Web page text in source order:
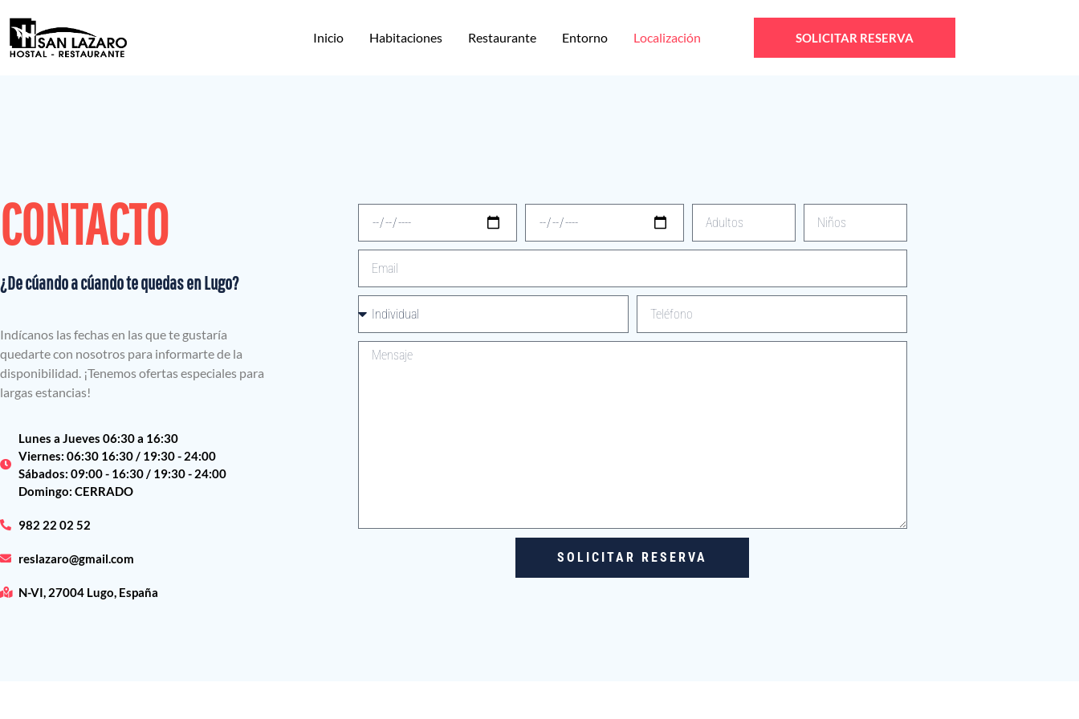
Inicio Habitaciones Restaurante Entorno Localización SOLICITAR RESERVA
CONTACTO
¿De cúando a cúando te quedas en Lugo?
Indícanos las fechas en las que te gustaría
quedarte con nosotros para informarte de la
disponibilidad. ¡Tenemos ofertas especiales para
largas estancias!
Lunes a Jueves 06:30 a 16:30
Viernes: 06:30 16:30 / 19:30 - 24:00
Sábados: 09:00 - 16:30 / 19:30 - 24:00
Domingo: CERRADO
982 22 02 52
reslazaro@gmail.com
N-VI, 27004 Lugo, España
SOLICITAR RESERVA